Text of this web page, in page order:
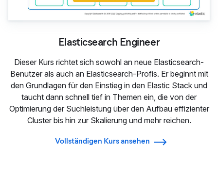
Elasticsearch Engineer
Dieser Kurs richtet sich sowohl an neue Elasticsearch-
Benutzer als auch an Elasticsearch-Profis. Er beginnt mit
den Grundlagen für den Einstieg in den Elastic Stack und
taucht dann schnell tief in Themen ein, die von der
Optimierung der Suchleistung über den Aufbau effizienter
Cluster bis hin zur Skalierung und mehr reichen.
Vollständigen Kurs ansehen